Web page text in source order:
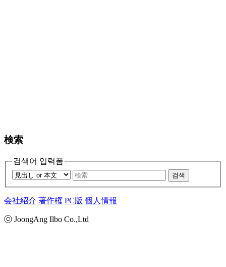
検索
검색어 입력폼
검색
会社紹介 著作権 PC版 個人情報
ⓒ JoongAng Ilbo Co.,Ltd